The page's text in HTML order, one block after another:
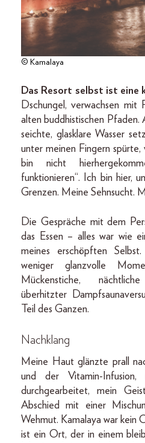
© Kamalaya
Das Resort selbst ist eine
Dschungel, verwachsen mit
alten buddhistischen Pfaden.
seichte, glasklare Wasser
unter meinen Fingern
bin nicht
funktionieren“. Ich bin hier,
Grenzen. Meine Sehnsucht.
Die Gespräche mit dem
das Essen – alles war wie
meines erschöpften
weniger glanzvolle
Mückenstiche,
überhitzter
Teil des Ganzen.
Nachklang
Meine Haut glänzte prall
und der Vitamin-Infusion,
durchgearbeitet, mein
Abschied mit einer
Wehmut. Kamalaya war kein
ist ein Ort, der in einem